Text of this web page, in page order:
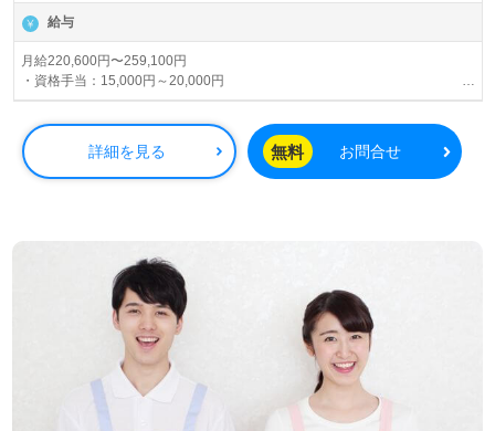
給与
月給220,600円〜259,100円
・資格手当：15,000円～20,000円
・オンコール手当：2,500円/回（月5回程度）
・住宅手当：～15,000円/月
・寒冷地手当：～18,000円/月
・扶養手当：15,000円/月（配偶者）、8,000円/月（22歳未満の子1人につ
き）
詳細を見る 無料 お問合せ